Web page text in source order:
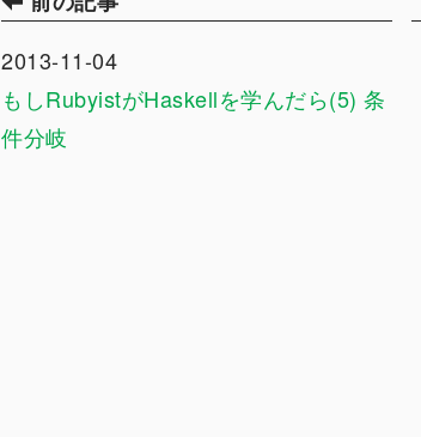
2013-11-04
もしRubyistがHaskellを学んだら(5) 条
件分岐